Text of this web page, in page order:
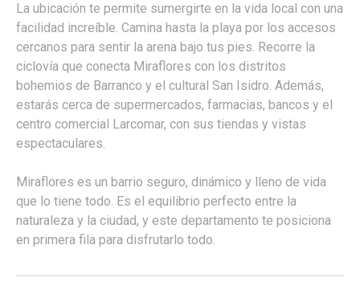
La ubicación te permite sumergirte en la vida local con una
facilidad increíble. Camina hasta la playa por los accesos
cercanos para sentir la arena bajo tus pies. Recorre la
ciclovía que conecta Miraflores con los distritos
bohemios de Barranco y el cultural San Isidro. Además,
estarás cerca de supermercados, farmacias, bancos y el
centro comercial Larcomar, con sus tiendas y vistas
espectaculares.
Miraflores es un barrio seguro, dinámico y lleno de vida
que lo tiene todo. Es el equilibrio perfecto entre la
naturaleza y la ciudad, y este departamento te posiciona
en primera fila para disfrutarlo todo.